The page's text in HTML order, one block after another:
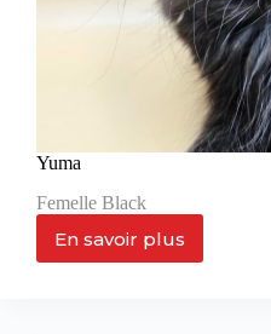
Yuma
Femelle Black
En savoir plus
Yuma